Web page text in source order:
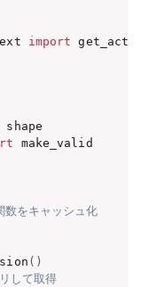
import
をキャッシュ化
( )
して取得